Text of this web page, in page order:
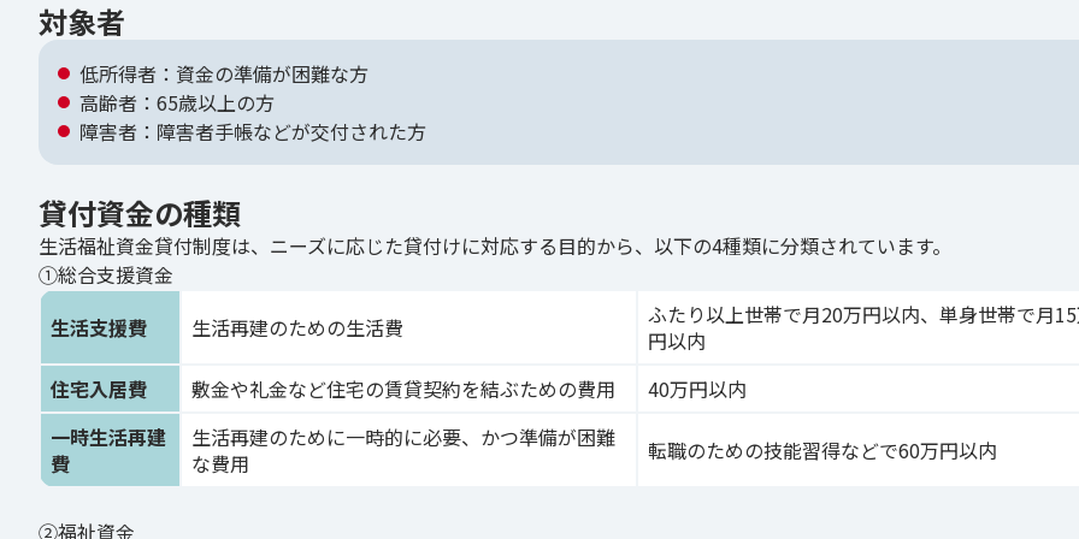
対象者
低所得者：資金の準備が困難な方
高齢者：65歳以上の方
障害者：障害者手帳などが交付された方
貸付資金の種類
生活福祉資金貸付制度は、ニーズに応じた貸付けに対応する目的から、以下の4種類に分類されています。
①総合支援資金
生活支援費
生活再建のための生活費
ふたり以上世帯で月20万円以内、単身世帯で月
円以内
住宅入居費
敷金や礼金など住宅の賃貸契約を結ぶための費用
40万円以内
一時生活再建
費
生活再建のために一時的に必要、かつ準備が困難
な費用
転職のための技能習得などで60万円以内
②福祉資金